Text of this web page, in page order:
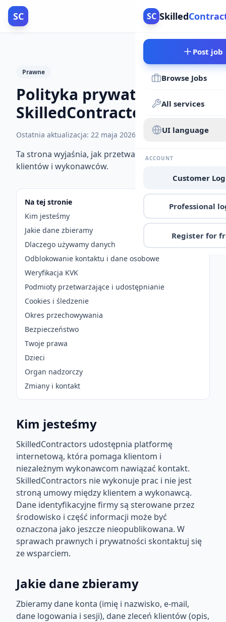
SC SC Skilled
Post job
Browse Jobs
All services
UI language
ACCOUNT
Customer
Professional
Register for
Prawne
Polityka prywatności |
SkilledContractors
Ostatnia aktualizacja: 22 maja 2026
Ta strona wyjaśnia, jak przetwarzamy dane
klientów i wykonawców.
Na tej stronie
Kim jesteśmy
Jakie dane zbieramy
Dlaczego używamy danych
Odblokowanie kontaktu i dane osobowe
Weryfikacja KVK
Podmioty przetwarzające i udostępnianie
Cookies i śledzenie
Okres przechowywania
Bezpieczeństwo
Twoje prawa
Dzieci
Organ nadzorczy
Zmiany i kontakt
Kim jesteśmy
SkilledContractors udostępnia platformę
internetową, która pomaga klientom i
niezależnym wykonawcom nawiązać kontakt.
SkilledContractors nie wykonuje prac i nie jest
stroną umowy między klientem a wykonawcą.
Dane identyfikacyjne firmy są sterowane przez
środowisko i część informacji może być
oznaczona jako jeszcze nieopublikowana. W
sprawach prawnych i prywatności skontaktuj się
ze wsparciem.
Jakie dane zbieramy
Zbieramy dane konta (imię i nazwisko, e-mail,
dane logowania i sesji), dane zleceń klientów (opis,